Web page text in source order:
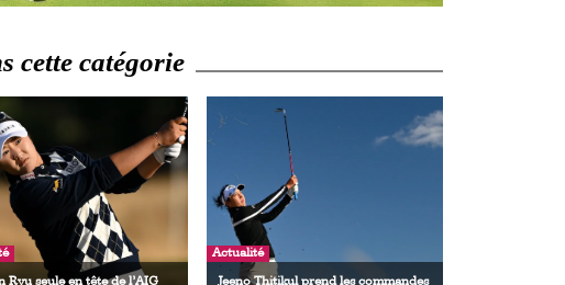
cette catégorie
Ryu seule en tête de l’AIG
Actualité
Jeeno Thitikul prend les commandes